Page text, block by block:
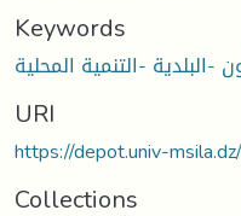
Keywords
-البلدية -التنمية المحلية
URI
https://depot.univ-
Collections